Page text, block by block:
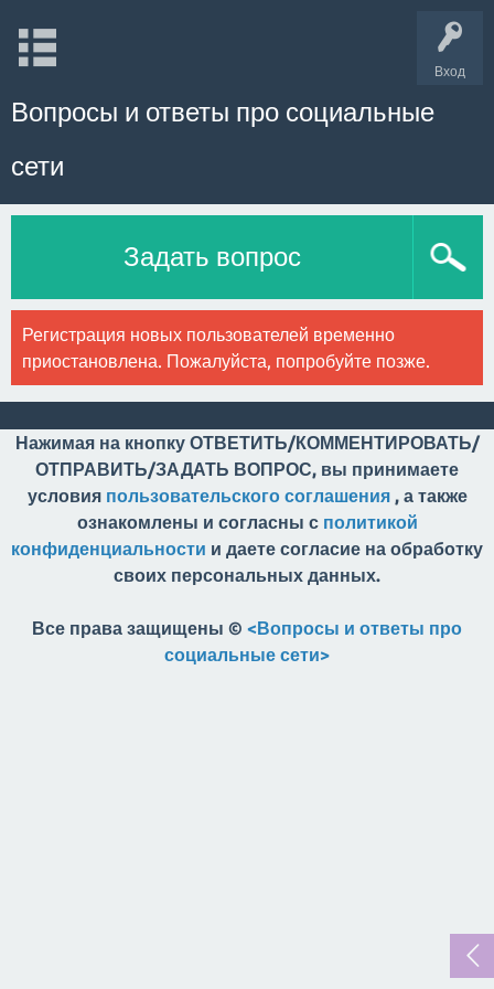
Вход
Вопросы и ответы про социальные
сети
Задать вопрос
Регистрация новых пользователей временно
приостановлена. Пожалуйста, попробуйте позже.
Нажимая на кнопку ОТВЕТИТЬ/КОММЕНТИРОВАТЬ/
ОТПРАВИТЬ/ЗАДАТЬ ВОПРОС, вы принимаете
условия пользовательского соглашения, а также
ознакомлены и согласны с политикой
конфиденциальности и даете согласие на обработку
своих персональных данных.
Все права защищены © <Вопросы и ответы про
социальные сети>